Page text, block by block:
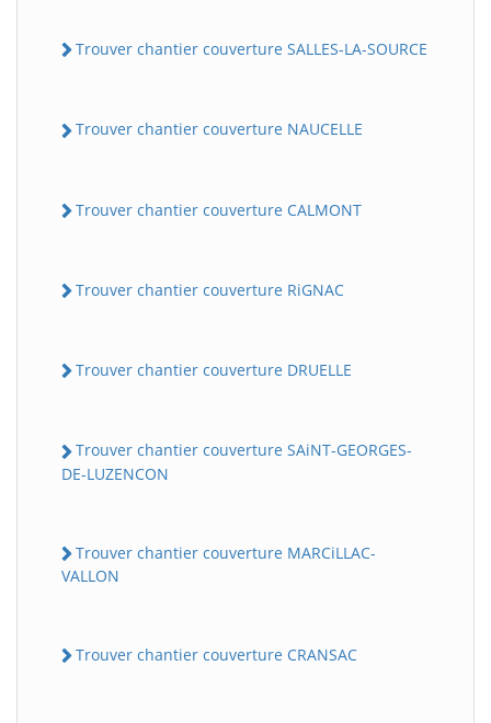
Trouver chantier couverture SALLES-LA-SOURCE
Trouver chantier couverture NAUCELLE
Trouver chantier couverture CALMONT
Trouver chantier couverture RiGNAC
Trouver chantier couverture DRUELLE
Trouver chantier couverture SAiNT-GEORGES-
DE-LUZENCON
Trouver chantier couverture MARCiLLAC-
VALLON
Trouver chantier couverture CRANSAC